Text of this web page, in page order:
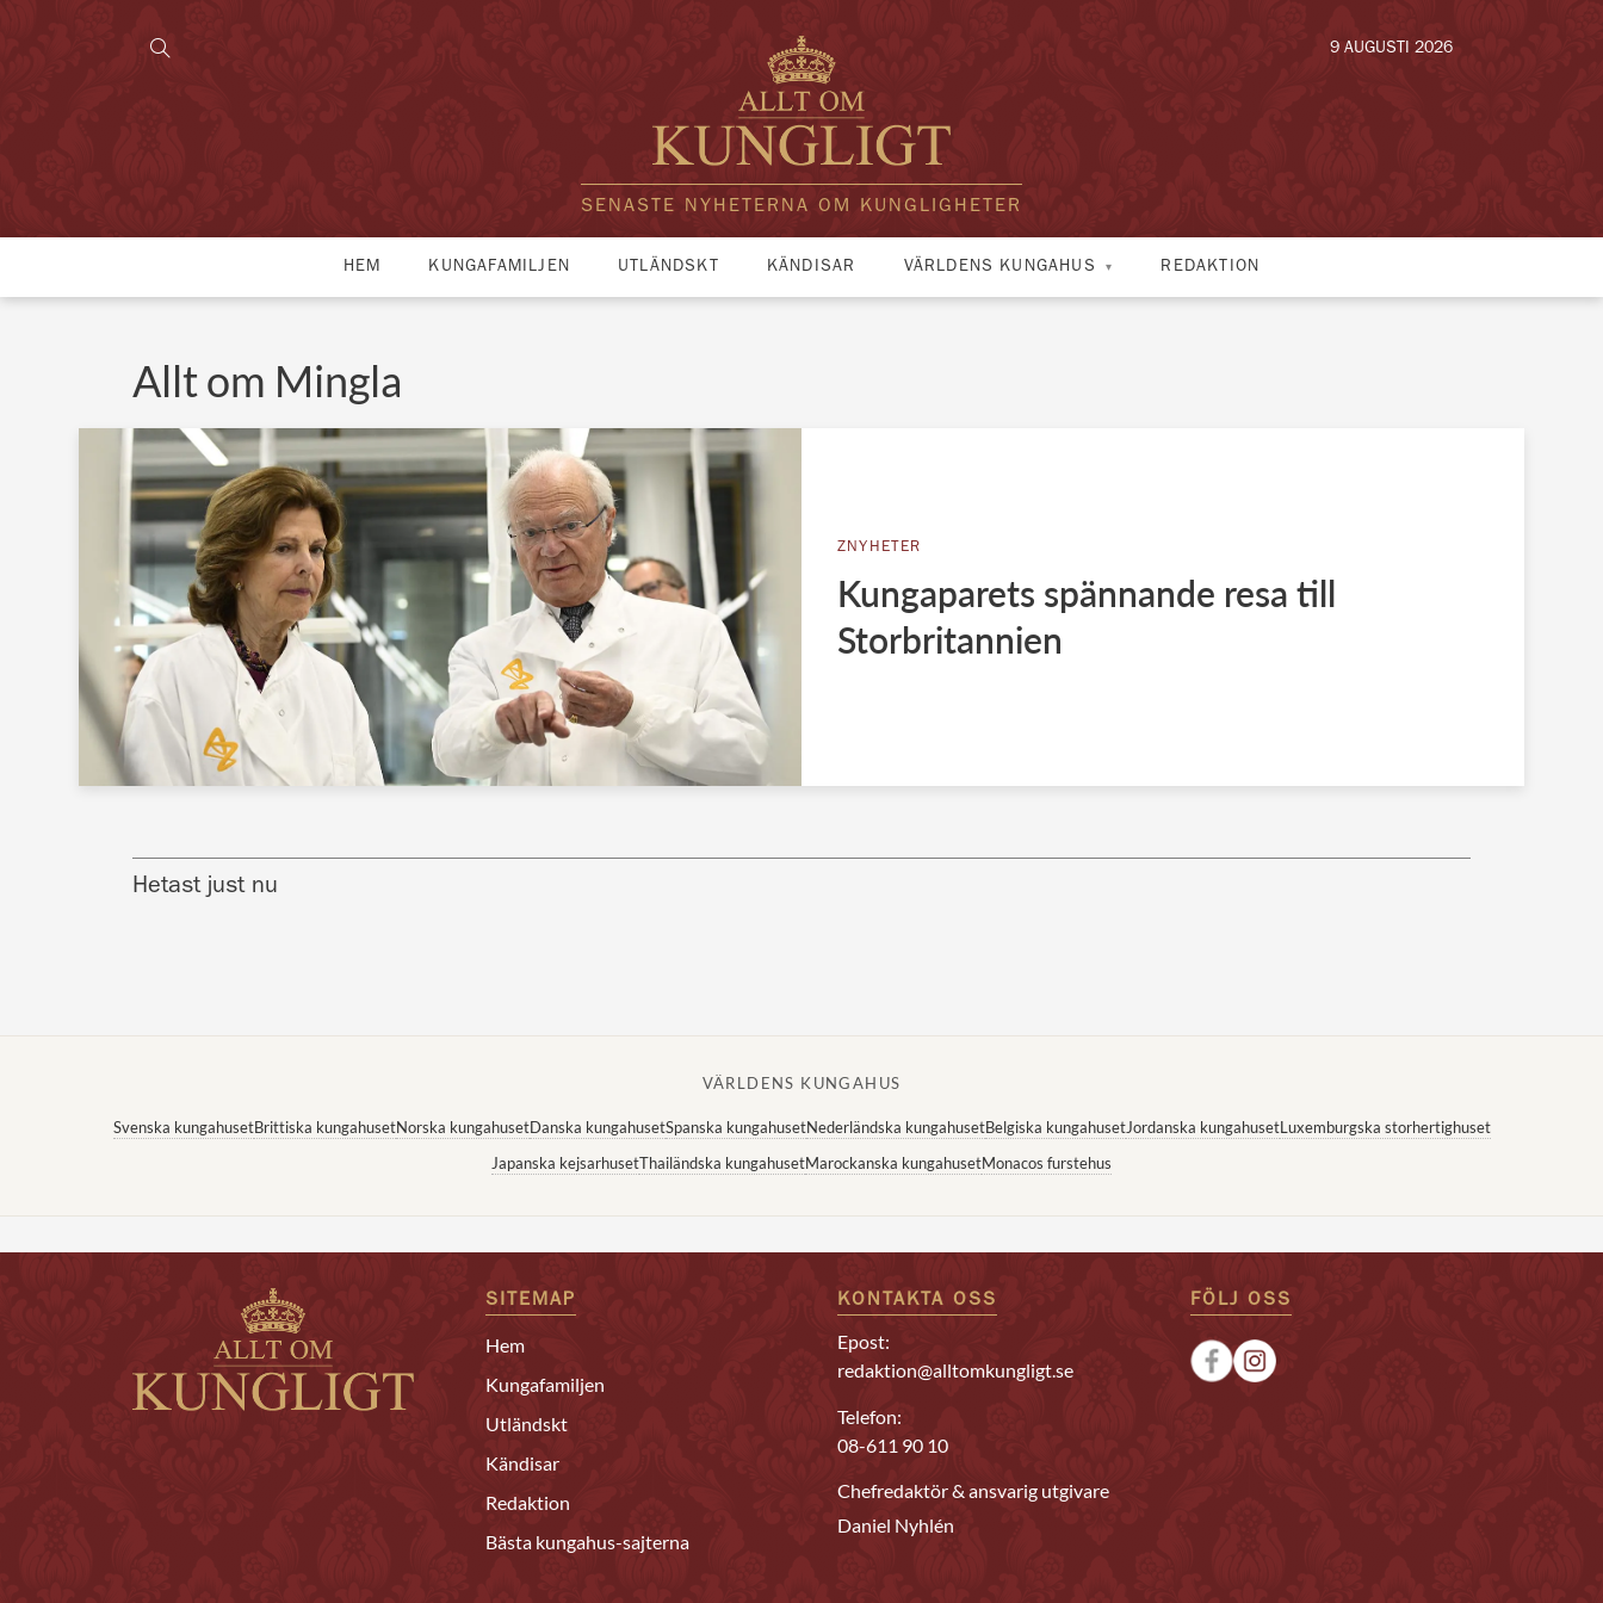
SENASTE NYHETERNA OM KUNGLIGHETER
9 AUGUSTI 2026
HEM KUNGAFAMILJEN UTLÄNDSKT KÄNDISAR VÄRLDENS KUNGAHUS REDAKTION
Allt om Mingla
ZNYHETER
Kungaparets spännande resa till
Storbritannien
Hetast just nu
VÄRLDENS KUNGAHUS
Svenska kungahusetBrittiska kungahusetNorska kungahusetDanska kungahusetSpanska kungahusetNederländska kungahusetBelgiska kungahusetJordanska kungahusetLuxemburgska storhertighuset
Japanska kejsarhusetThailändska kungahusetMarockanska kungahusetMonacos furstehus
SITEMAP
Hem
Kungafamiljen
Utländskt
Kändisar
Redaktion
Bästa kungahus-sajterna
KONTAKTA OSS
Epost:
redaktion@alltomkungligt.se
Telefon:
08-611 90 10
Chefredaktör & ansvarig utgivare
Daniel Nyhlén
FÖLJ OSS